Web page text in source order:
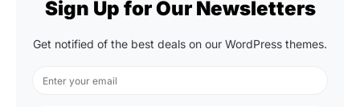
Sign Up for Our Newsletters
Get notified of the best deals on our WordPress themes.